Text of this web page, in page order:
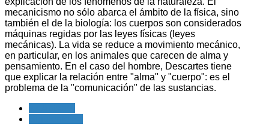
mecanicismo no sólo abarca el ámbito de la física, sino
también el de la biología: los cuerpos son considerados
máquinas regidas por las leyes físicas (leyes
mecánicas). La vida se reduce a movimiento mecánico,
en particular, en los animales que carecen de alma y
pensamiento. En el caso del hombre, Descartes tiene
que explicar la relación entre "alma" y "cuerpo": es el
problema de la "comunicación" de las sustancias.